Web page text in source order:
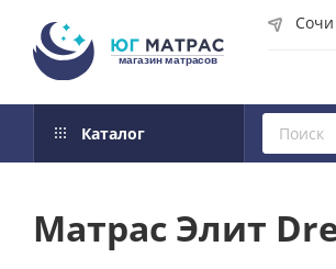
Сочи
Каталог
Матрас Элит